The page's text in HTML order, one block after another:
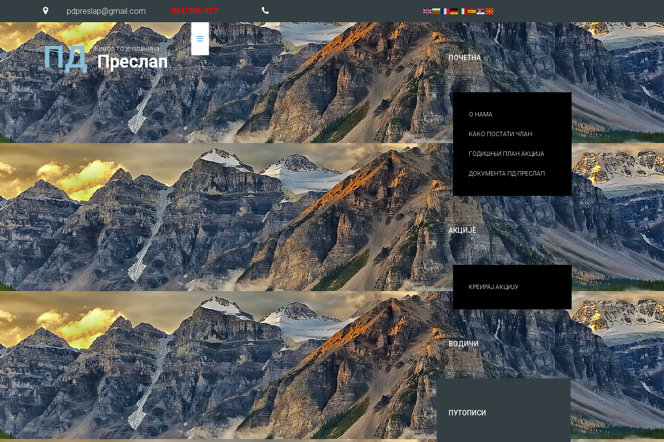
pdpreslap@gmail.com 062/205-977
ПД Преслап
Живот то је планина
ПОЧЕТНА
О НАМА
КАКО ПОСТАТИ ЧЛАН
ГОДИШЊИ ПЛАН АКЦИЈА
ДОКУМЕНТА ПД ПРЕСЛАП
АКЦИЈЕ
КРЕИРАЈ АКЦИЈУ
ВОДИЧИ
ПУТОПИСИ
YearMonth
YearMonth